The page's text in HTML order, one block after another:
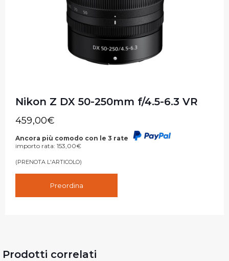
Nikon Z DX 50-250mm f/4.5-6.3 VR
459,00€
Ancora più comodo con le 3 rate
importo rata: 153,00€
(PRENOTA L'ARTICOLO)
Preordina
Prodotti correlati